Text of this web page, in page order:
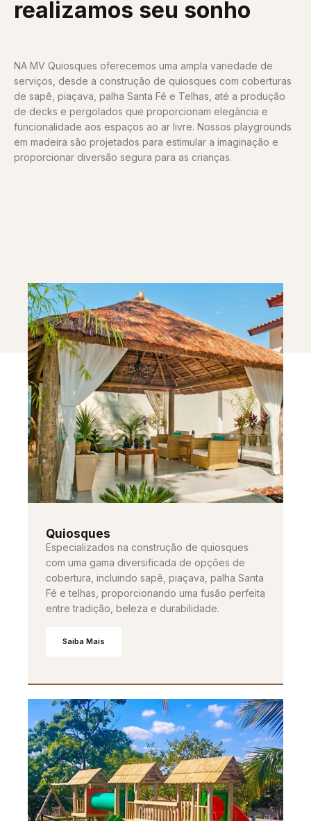
realizamos seu sonho
NA MV Quiosques oferecemos uma ampla variedade de
serviços, desde a construção de quiosques com coberturas
de sapê, piaçava, palha Santa Fé e Telhas, até a produção
de decks e pergolados que proporcionam elegância e
funcionalidade aos espaços ao ar livre. Nossos playgrounds
em madeira são projetados para estimular a imaginação e
proporcionar diversão segura para as crianças.
Quiosques
Especializados na construção de quiosques
com uma gama diversificada de opções de
cobertura, incluindo sapê, piaçava, palha Santa
Fé e telhas, proporcionando uma fusão perfeita
entre tradição, beleza e durabilidade.
Saiba Mais